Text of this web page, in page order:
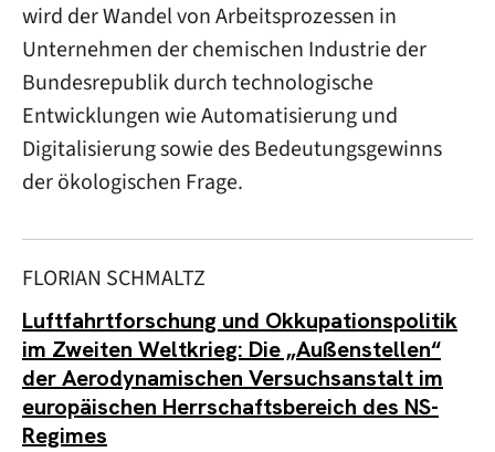
wird der Wandel von Arbeitsprozessen in
Unternehmen der chemischen Industrie der
Bundesrepublik durch technologische
Entwicklungen wie Automatisierung und
Digitalisierung sowie des Bedeutungsgewinns
der ökologischen Frage.
FLORIAN SCHMALTZ
Luftfahrtforschung und Okkupationspolitik
im Zweiten Weltkrieg: Die „Außenstellen“
der Aerodynamischen Versuchsanstalt im
europäischen Herrschaftsbereich des NS-
Regimes